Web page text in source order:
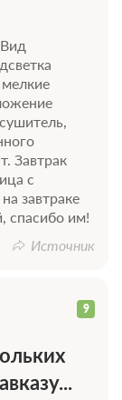
1 часа.
Завтрак
с
завтраке
спасибо им!
Источник
9